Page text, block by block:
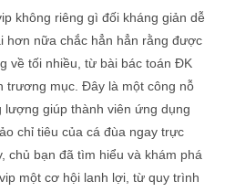
không riêng gì đối kháng giản dễ
hơn nữa chắc hẳn hẳn rằng được
về tối nhiều, từ bài bác toán ĐK
trương mục. Đây là một công nỗ
giúp thành viên ứng dụng
chỉ tiêu của cá đùa ngay trực
chủ bạn đã tìm hiểu và khám phá
một cơ hội lanh lợi, từ quy trình